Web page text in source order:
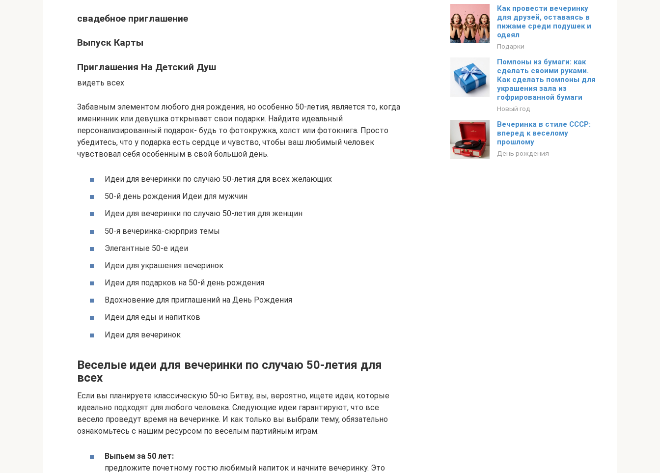
свадебное приглашение
Выпуск Карты
Приглашения На Детский Душ
видеть всех
Забавным элементом любого дня рождения, но особенно 50-летия, является то, когда
именинник или девушка открывает свои подарки. Найдите идеальный
персонализированный подарок- будь то фотокружка, холст или фотокнига. Просто
убедитесь, что у подарка есть сердце и чувство, чтобы ваш любимый человек
чувствовал себя особенным в свой большой день.
Идеи для вечеринки по случаю 50-летия для всех желающих
50-й день рождения Идеи для мужчин
Идеи для вечеринки по случаю 50-летия для женщин
50-я вечеринка-сюрприз темы
Элегантные 50-е идеи
Идеи для украшения вечеринок
Идеи для подарков на 50-й день рождения
Вдохновение для приглашений на День Рождения
Идеи для еды и напитков
Идеи для вечеринок
Веселые идеи для вечеринки по случаю 50-летия для
всех
Если вы планируете классическую 50-ю Битву, вы, вероятно, ищете идеи, которые
идеально подходят для любого человека. Следующие идеи гарантируют, что все
весело проведут время на вечеринке. И как только вы выбрали тему, обязательно
ознакомьтесь с нашим ресурсом по веселым партийным играм.
Выпьем за 50 лет:
предложите почетному гостю любимый напиток и начните вечеринку. Это
Как провести вечеринку
для друзей, оставаясь в
пижаме среди подушек и
одеял
Подарки
Помпоны из бумаги: как
сделать своими руками.
Как сделать помпоны для
украшения зала из
гофрированной бумаги
Новый год
Вечеринка в стиле СССР:
вперед к веселому
прошлому
День рождения